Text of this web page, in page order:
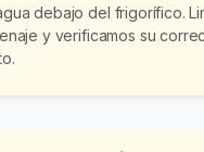
debajo del frigorífico.
y verificamos su